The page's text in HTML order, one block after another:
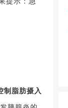
制脂肪摄入